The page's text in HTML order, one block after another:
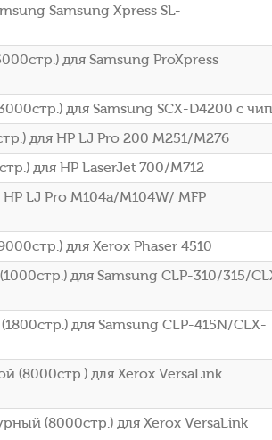
Samsung Xpress SL-
для Samsung ProXpress
для Samsung SCX-D4200 с
для HP LJ Pro 200 M251/M276
для HP LaserJet 700/M712
LJ Pro M104a/M104W/ MFP
для Xerox Phaser 4510
для Samsung CLP-310/315/
для Samsung CLP-415N/CLX-
(8000стр.) для Xerox VersaLink
(8000стр.) для Xerox VersaLink